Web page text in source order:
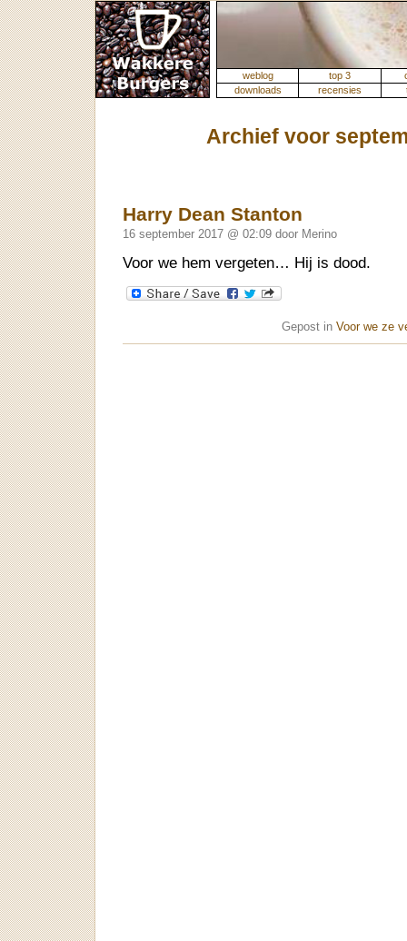
weblog top 3
downloads
recensies
Archief voor
Harry Dean Stanton
16 september 2017 @ 02:09 door Merino
Voor we hem vergeten… Hij is dood.
Gepost in Voor we ze